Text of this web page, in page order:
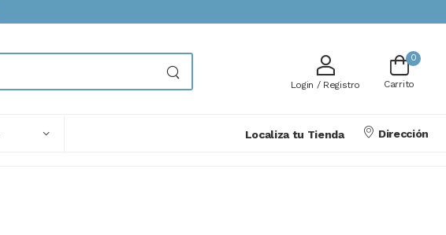
Login / Registro
0
Carrito
Localiza tu Tienda Dirección